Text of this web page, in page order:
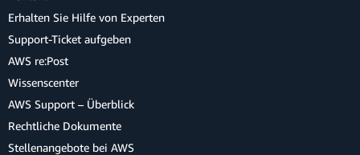
Erhalten Sie Hilfe von Experten
Support-Ticket aufgeben
AWS re:Post
Wissenscenter
AWS Support – Überblick
Rechtliche Dokumente
Stellenangebote bei AWS